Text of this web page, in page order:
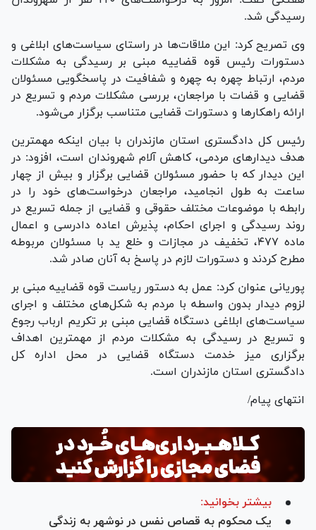
رسیدگی شد.
وی تصریح کرد: این ملاقات‌ها در راستای سیاست‌های ابلاغی و
دستورات رئیس قوه قضاییه مبنی بر رسیدگی به مشکلات
مردم، ارتباط چهره به چهره و شفافیت در پاسخگویی مسئولان
قضایی و قضات با مراجعان، بررسی مشکلات مردم و تسریع در
ارائه راهکار‌ها و دستورات قضایی متناسب برگزار می‌شود.
رئیس کل دادگستری استان مازندران با بیان اینکه مهمترین
هدف دیدار‌های مردمی، کاهش آلام شهروندان است، افزود: در
این دیدار که با حضور مسئولان قضایی برگزار و بیش از چهار
ساعت به طول انجامید، مراجعان درخواست‌های خود را در
رابطه با موضوعات مختلف حقوقی و قضایی از جمله تسریع در
روند رسیدگی و اجرای احکام، پذیرش اعاده دادرسی و اعمال
ماده ۴۷۷، تخفیف در مجازات و خلع ید با مسئولان مربوطه
مطرح کردند و دستورات لازم در پاسخ به آنان صادر شد.
پوریانی عنوان کرد: عمل به دستور ریاست قوه قضاییه مبنی بر
لزوم دیدار بدون واسطه با مردم به شکل‌های مختلف و اجرای
سیاست‌های ابلاغی دستگاه قضایی مبنی بر تکریم ارباب رجوع
و تسریع در رسیدگی به مشکلات مردم از مهمترین اهداف
برگزاری میز خدمت دستگاه قضایی در محل اداره کل
دادگستری استان مازندران است.
انتهای پیام/
بیشتر بخوانید:
یک محکوم به قصاص نفس در نوشهر به زندگی